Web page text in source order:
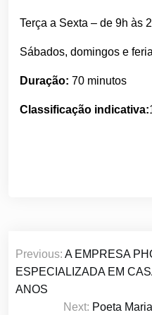
Terça a Sexta – de 9h às
Sábados, domingos e
Duração: 70 minutos
Classificação indicativa:
Navegação
de
Post
Previous: A EMPRESA
ESPECIALIZADA EM
ANOS
Next: Poeta